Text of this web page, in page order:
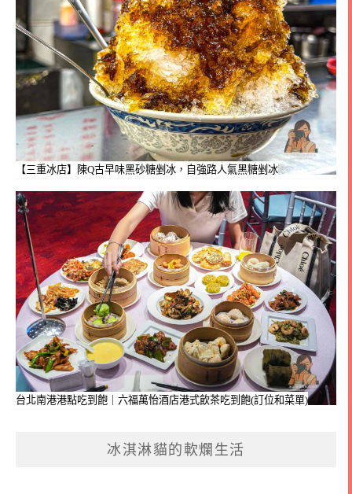
【三重冰店】陳Q古早味黑砂糖剉冰，自強路人氣黑糖剉冰
台北南港港點吃到飽｜六福萬怡酒店港式飲茶吃到飽(訂位和菜單)
冰淇淋貓的軟爛生活